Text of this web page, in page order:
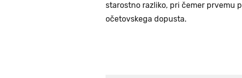
starostno razliko, pri čemer prvemu
očetovskega dopusta.